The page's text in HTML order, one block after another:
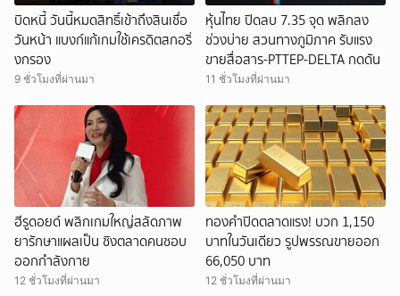
บิดหนี้ วันนี้หมดสิทธิ์เข้าถึงสินเชื่อ
วันหน้า แบงก์แก้เกมใช้เครดิตสกอริ่
งกรอง
9 ชั่วโมงที่ผ่านมา
หุ้นไทย ปิดลบ 7.35 จุด พลิกลง
ช่วงบ่าย สวนทางภูมิภาค รับแรง
ขายสื่อสาร-PTTEP-DELTA กดดัน
11 ชั่วโมงที่ผ่านมา
ฮีรูดอยด์ พลิกเกมใหญ่สลัดภาพ
ยารักษาแผลเป็น ชิงตลาดคนชอบ
ออกกำลังกาย
12 ชั่วโมงที่ผ่านมา
ทองคำปิดตลาดแรง! บวก 1,150
บาทในวันเดียว รูปพรรณขายออก
66,050 บาท
12 ชั่วโมงที่ผ่านมา
ยกเลิก